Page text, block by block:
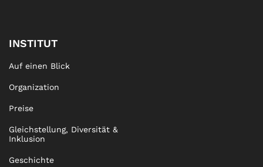
INSTITUT
Auf einen Blick
Organization
Preise
Gleichstellung, Diversität &
Inklusion
Geschichte